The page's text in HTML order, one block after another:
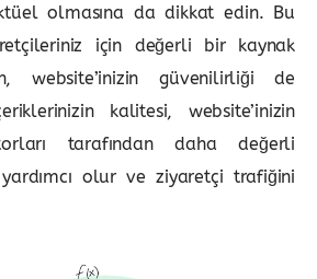
olmasına da dikkat edin. Bu
için değerli bir kaynak
website’inizin güvenilirliği de
kalitesi, website’inizin
tarafından daha değerli
olur ve ziyaretçi trafiğini